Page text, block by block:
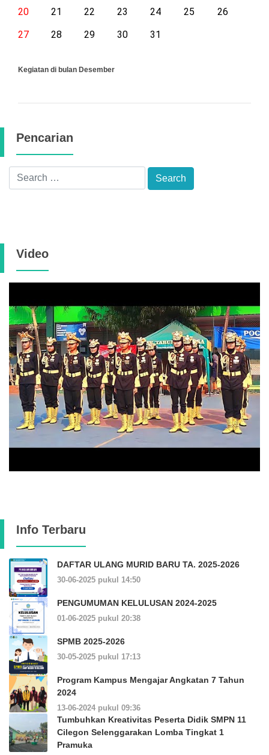
20 21 22 23 24 25
26
27
28 29 30 31
Kegiatan di bulan Desember
Pencarian
Video
Info Terbaru
DAFTAR ULANG MURID BARU TA. 2025-2026
30-06-2025 pukul 14:50
PENGUMUMAN KELULUSAN 2024-2025
01-06-2025 pukul 20:38
SPMB 2025-2026
30-05-2025 pukul 17:13
Program Kampus Mengajar Angkatan 7 Tahun
2024
13-06-2024 pukul 09:36
Tumbuhkan Kreativitas Peserta Didik SMPN 11
Cilegon Selenggarakan Lomba Tingkat 1
Pramuka